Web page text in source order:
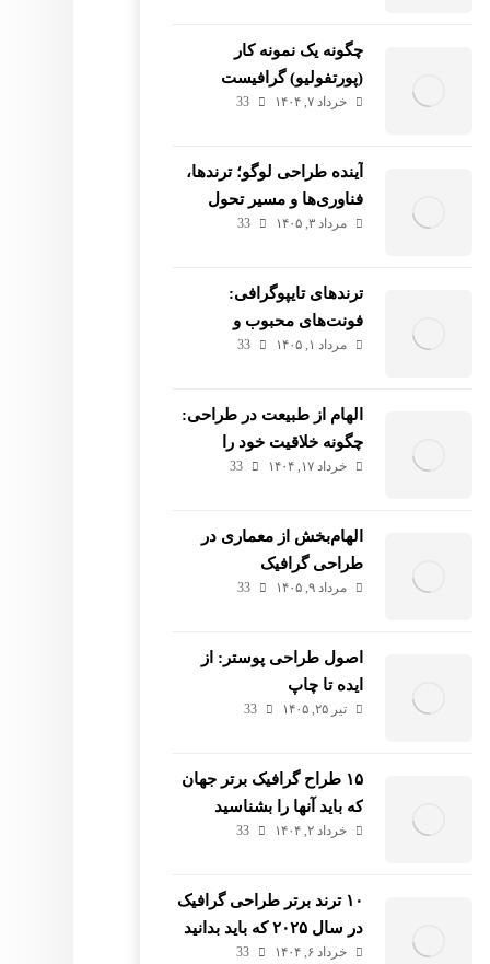
چگونه یک نمونه کار
(پورتفولیو) گرافیست
حرفه‌ای بسازیم؟
خرداد ۷, ۱۴۰۴ 33
آینده طراحی لوگو؛ ترندها،
فناوری‌ها و مسیر تحول
برندها
مرداد ۳, ۱۴۰۵ 33
ترندهای تایپوگرافی:
فونت‌های محبوب و
سبک‌های نوظهور
مرداد ۱, ۱۴۰۵ 33
الهام از طبیعت در طراحی:
چگونه خلاقیت خود را
پرورش دهیم؟
خرداد ۱۷, ۱۴۰۴ 33
الهام‌بخش از معماری در
طراحی گرافیک
مرداد ۹, ۱۴۰۵ 33
اصول طراحی پوستر: از
ایده تا چاپ
تیر ۲۵, ۱۴۰۵ 33
۱۵ طراح گرافیک برتر جهان
که باید آنها را بشناسید
خرداد ۲, ۱۴۰۴ 33
۱۰ ترند برتر طراحی گرافیک
در سال ۲۰۲۵ که باید بدانید
خرداد ۶, ۱۴۰۴ 33